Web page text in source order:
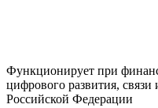
Функционирует при
цифрового развития,
Российской Федерации